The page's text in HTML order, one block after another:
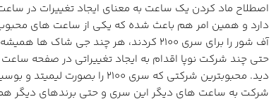
دارد و همین امر هم باعث شده که یکی از ساعت های
شرکت به ساعت های دیگر این سری و حتی برندهای دیگر